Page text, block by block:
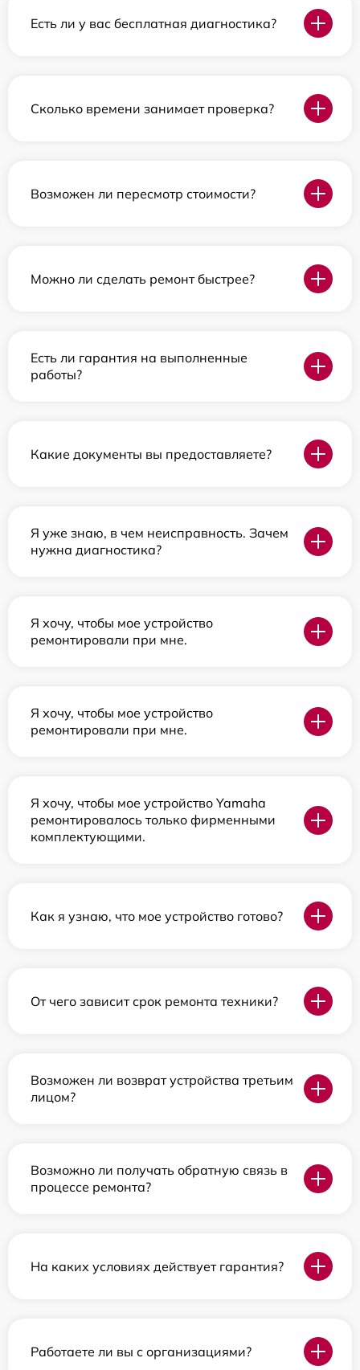
Есть ли у вас бесплатная диагностика?
Сколько времени занимает проверка?
Возможен ли пересмотр стоимости?
Можно ли сделать ремонт быстрее?
Есть ли гарантия на выполненные
работы?
Какие документы вы предоставляете?
Я уже знаю, в чем неисправность. Зачем
нужна диагностика?
Я хочу, чтобы мое устройство
ремонтировали при мне.
Я хочу, чтобы мое устройство
ремонтировали при мне.
Я хочу, чтобы мое устройство Yamaha
ремонтировалось только фирменными
комплектующими.
Как я узнаю, что мое устройство готово?
От чего зависит срок ремонта техники?
Возможен ли возврат устройства третьим
лицом?
Возможно ли получать обратную связь в
процессе ремонта?
На каких условиях действует гарантия?
Работаете ли вы с организациями?